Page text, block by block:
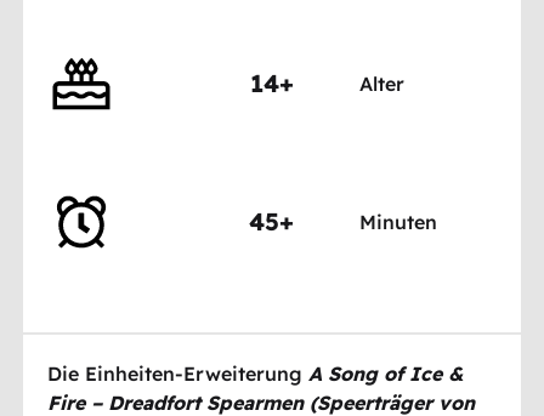
14+ Alter
45+ Minuten
Die Einheiten-Erweiterung A Song of Ice &
Fire – Dreadfort Spearmen (Speerträger von